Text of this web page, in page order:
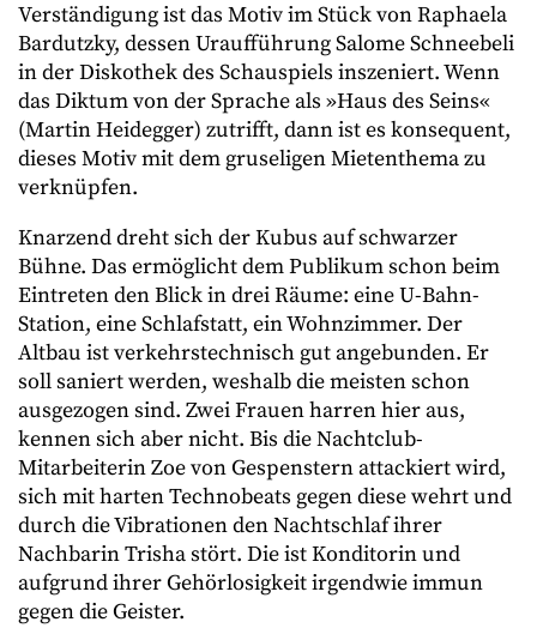
Verständigung ist das Motiv im Stück von Raphaela
Bardutzky, dessen Uraufführung Salome Schneebeli
in der Diskothek des Schauspiels inszeniert. Wenn
das Diktum von der Sprache als »Haus des Seins«
(Martin Heidegger) zutrifft, dann ist es konsequent,
dieses Motiv mit dem gruseligen Mietenthema zu
verknüpfen.
Knarzend dreht sich der Kubus auf schwarzer
Bühne. Das ermöglicht dem Publikum schon beim
Eintreten den Blick in drei Räume: eine U-Bahn-
Station, eine Schlafstatt, ein Wohnzimmer. Der
Altbau ist verkehrstechnisch gut angebunden. Er
soll saniert werden, weshalb die meisten schon
ausgezogen sind. Zwei Frauen harren hier aus,
kennen sich aber nicht. Bis die Nachtclub-
Mitarbeiterin Zoe von Gespenstern attackiert wird,
sich mit harten Technobeats gegen diese wehrt und
durch die Vibrationen den Nachtschlaf ihrer
Nachbarin Trisha stört. Die ist Konditorin und
aufgrund ihrer Gehörlosigkeit irgendwie immun
gegen die Geister.